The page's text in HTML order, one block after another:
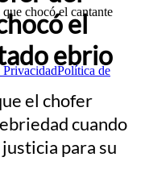
chocó el cantante
Política de
el
ebrio
el chofer
cuando
para su